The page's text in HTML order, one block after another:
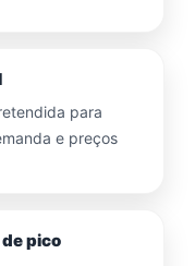
para
e preços
pico